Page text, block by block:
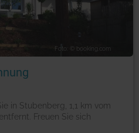
Foto: © booking.com
in Stubenberg, 1,1 km vom
Freuen Sie sich